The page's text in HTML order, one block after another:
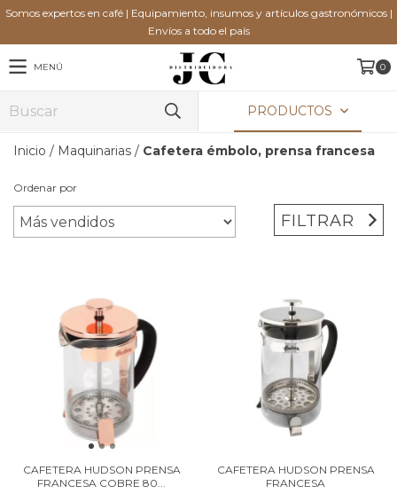
Somos expertos en café | Equipamiento, insumos y artículos gastronómicos |
Envíos a todo el país
MENÚ 0
PRODUCTOS
Inicio / Maquinarias / Cafetera émbolo, prensa francesa
Ordenar por
FILTRAR
CAFETERA HUDSON PRENSA
FRANCESA COBRE 80...
CAFETERA HUDSON PRENSA
FRANCESA